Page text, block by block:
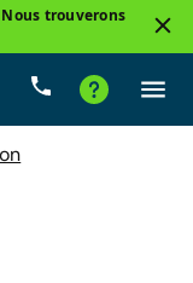
Nous trouverons